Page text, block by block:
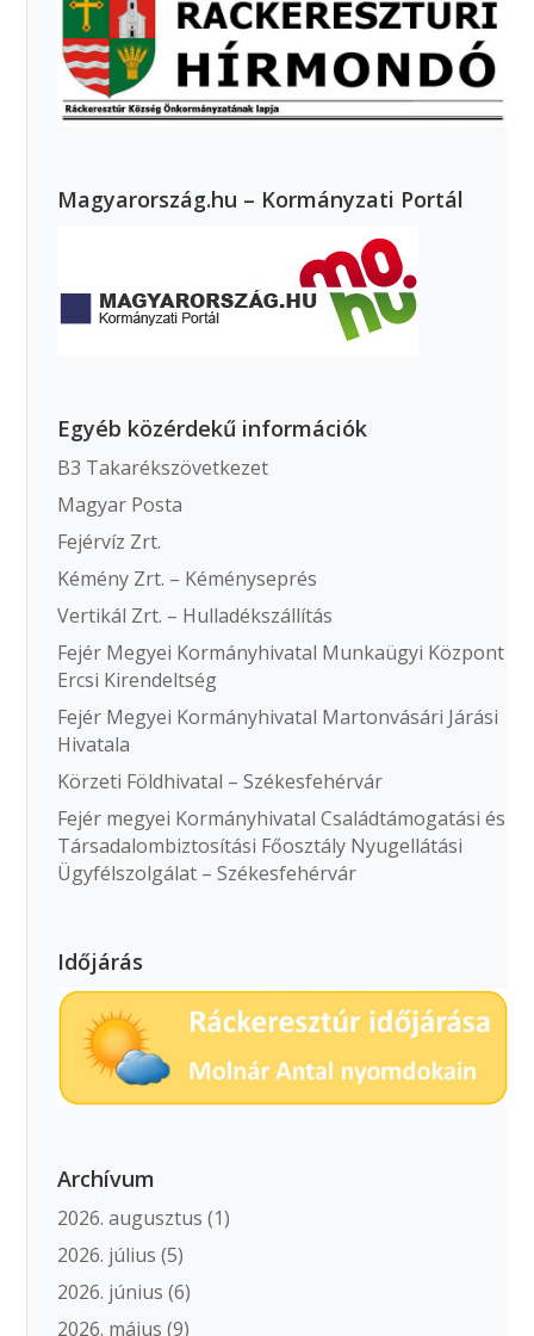
Magyarország.hu – Kormányzati Portál
Egyéb közérdekű információk
B3 Takarékszövetkezet
Magyar Posta
Fejérvíz Zrt.
Kémény Zrt. – Kéményseprés
Vertikál Zrt. – Hulladékszállítás
Fejér Megyei Kormányhivatal Munkaügyi Központ
Ercsi Kirendeltség
Fejér Megyei Kormányhivatal Martonvásári Járási
Hivatala
Körzeti Földhivatal – Székesfehérvár
Fejér megyei Kormányhivatal Családtámogatási és
Társadalombiztosítási Főosztály Nyugellátási
Ügyfélszolgálat – Székesfehérvár
Időjárás
Archívum
2026. augusztus (1)
2026. július (5)
2026. június (6)
2026. május (9)